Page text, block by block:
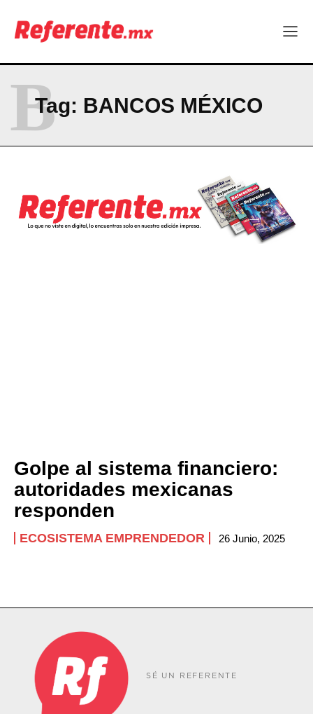
Company
ABOUT
CONTACT
PRIVACY POLICY
Tag: BANCOS MÉXICO
B
Golpe al sistema financiero:
autoridades mexicanas
responden
ECOSISTEMA EMPRENDEDOR 26 Junio, 2025
SÉ UN REFERENTE